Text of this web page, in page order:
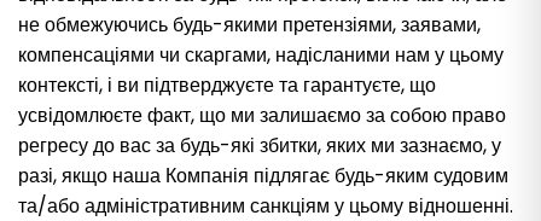
не обмежуючись будь-якими претензіями, заявами,
компенсаціями чи скаргами, надісланими нам у цьому
контексті, і ви підтверджуєте та гарантуєте, що
усвідомлюєте факт, що ми залишаємо за собою право
регресу до вас за будь-які збитки, яких ми зазнаємо, у
разі, якщо наша Компанія підлягає будь-яким судовим
та/або адміністративним санкціям у цьому відношенні.